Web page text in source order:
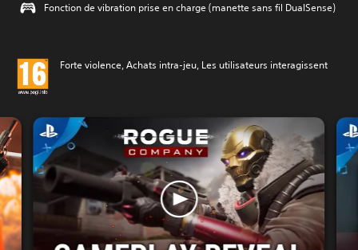
Fonction de vibration prise en charge (manette sans fil DualSense)
Forte violence, Achats intra-jeu, Les utilisateurs interagissent